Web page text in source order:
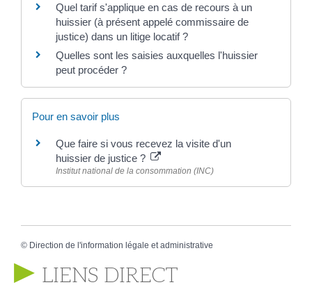
Quel tarif s'applique en cas de recours à un
huissier (à présent appelé commissaire de
justice) dans un litige locatif ?
Quelles sont les saisies auxquelles l'huissier
peut procéder ?
Pour en savoir plus
Que faire si vous recevez la visite d'un
huissier de justice ?
Institut national de la consommation (INC)
© Direction de l'information légale et administrative
LIENS DIRECT